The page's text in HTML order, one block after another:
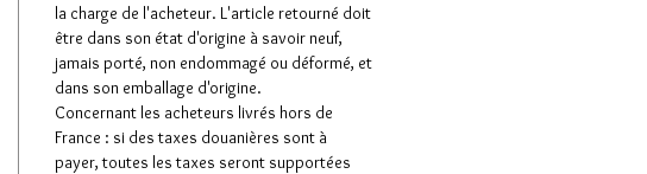
la charge de l'acheteur. L'article retourné doit
être dans son état d'origine à savoir neuf,
jamais porté, non endommagé ou déformé, et
dans son emballage d'origine.
Concernant les acheteurs livrés hors de
France : si des taxes douanières sont à
payer, toutes les taxes seront supportées